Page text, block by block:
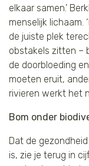
elkaar samen.’
menselijk lichaam.
de juiste plek
obstakels zitten –
de doorbloeding
moeten eruit,
rivieren werkt het
Bom onder
Dat de
is, zie je terug in